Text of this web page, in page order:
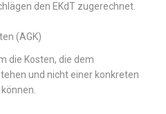
den EKdT zugerechnet.
(AGK)
die Kosten, die dem
und nicht einer konkreten